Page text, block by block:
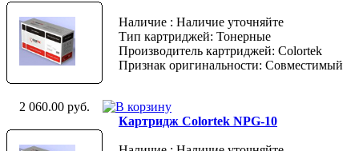
Наличие : Наличие уточняйте
Тип картриджей: Тонерные
Производитель картриджей: Colortek
Признак оригинальности: Совместимый
2 060.00 руб.
Картридж Colortek NPG-10